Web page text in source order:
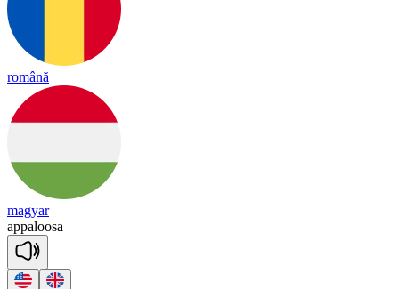
română
magyar
appaloosa